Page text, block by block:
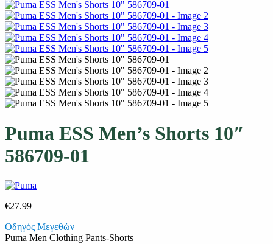
Puma ESS Men’s Shorts 10″
586709-01
€27.99
Οδηγός Μεγεθών
Puma Men Clothing Pants-Shorts